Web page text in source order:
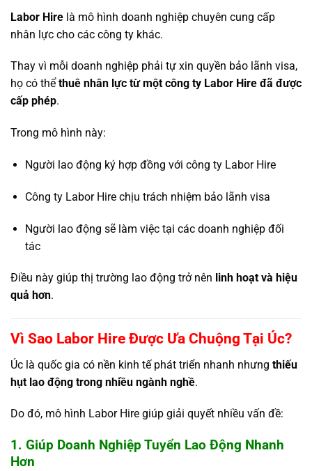
Labor Hire là mô hình doanh nghiệp chuyên cung cấp
nhân lực cho các công ty khác.
Thay vì mỗi doanh nghiệp phải tự xin quyền bảo lãnh visa,
họ có thể thuê nhân lực từ một công ty Labor Hire đã được
cấp phép.
Trong mô hình này:
Người lao động ký hợp đồng với công ty Labor Hire
Công ty Labor Hire chịu trách nhiệm bảo lãnh visa
Người lao động sẽ làm việc tại các doanh nghiệp đối
tác
Điều này giúp thị trường lao động trở nên linh hoạt và hiệu
quả hơn.
Vì Sao Labor Hire Được Ưa Chuộng Tại Úc?
Úc là quốc gia có nền kinh tế phát triển nhanh nhưng thiếu
hụt lao động trong nhiều ngành nghề.
Do đó, mô hình Labor Hire giúp giải quyết nhiều vấn đề:
1. Giúp Doanh Nghiệp Tuyển Lao Động Nhanh
Hơn